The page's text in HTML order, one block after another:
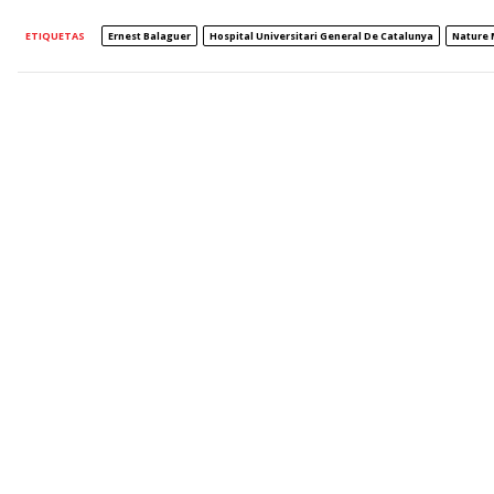
ETIQUETAS Ernest Balaguer Hospital Universitari General De Catalunya Nature